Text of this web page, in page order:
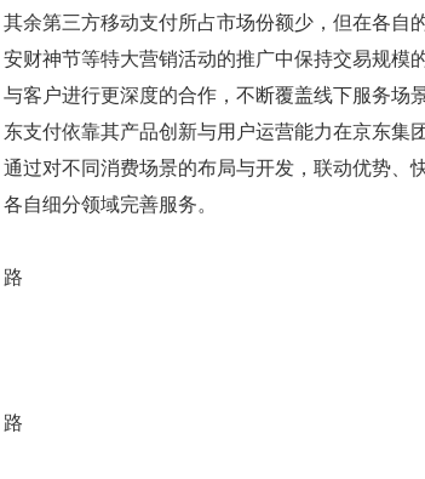
其余第三方移动支付所占市场份额少，但在各自
安财神节等特大营销活动的推广中保持交易规模
与客户进行更深度的合作，不断覆盖线下服务场
东支付依靠其产品创新与用户运营能力在京东集
通过对不同消费场景的布局与开发，联动优势、
各自细分领域完善服务。
路
路